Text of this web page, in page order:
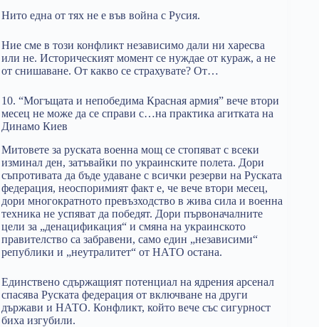
Нито една от тях не е във война с Русия.
Ние сме в този конфликт независимо дали ни харесва
или не. Историческият момент се нуждае от кураж, а не
от снишаване. От какво се страхувате? От…
10. “Могъщата и непобедима Красная армия” вече втори
месец не може да се справи с…на практика агитката на
Динамо Киев
Митовете за руската военна мощ се стопяват с всеки
изминал ден, затъвайки по украинските полета. Дори
съпротивата да бъде удаване с всички резерви на Руската
федерация, неоспоримият факт е, че вече втори месец,
дори многократното превъзходство в жива сила и военна
техника не успяват да победят. Дори първоначалните
цели за „денацификация“ и смяна на украинското
правителство са забравени, само един „независими“
републики и „неутралитет“ от НАТО остана.
Единствено сдържащият потенциал на ядрения арсенал
спасява Руската федерация от включване на други
държави и НАТО. Конфликт, който вече със сигурност
биха изгубили.